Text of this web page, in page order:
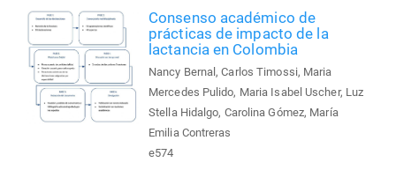
Consenso académico de
prácticas de impacto de la
lactancia en Colombia
Nancy Bernal, Carlos Timossi, Maria
Mercedes Pulido, Maria Isabel Uscher, Luz
Stella Hidalgo, Carolina Gómez, María
Emilia Contreras
e574